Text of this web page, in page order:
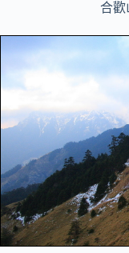
合歡